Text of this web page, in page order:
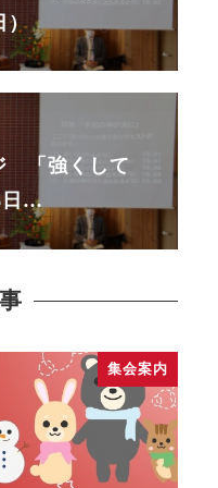
）
「強くして
日…
集会案内